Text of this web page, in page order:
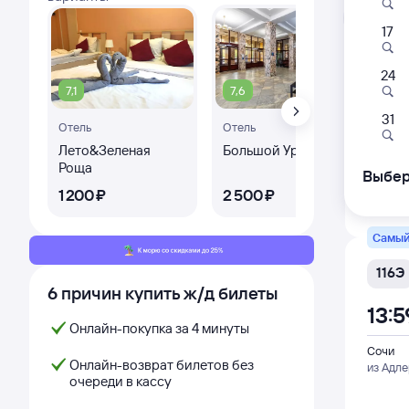
7,1
Отель
Лето&Зеленая
Роща
1 ⁠200 ⁠₽
7,6
Отель
Большой Урал
2 ⁠500 ⁠₽
6 причин купить ж/д билеты
Онлайн-покупка за 4 минуты
Онлайн-возврат билетов без
очереди в кассу
524С
из
13:30
116Э
Сочи
из
17
24
31